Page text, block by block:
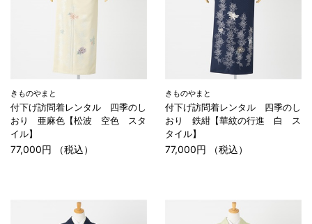
きものやまと
付下げ訪問着レンタル 四季のし
おり 亜麻色【松波 空色 スタ
イル】
77,000円 （税込）
きものやまと
付下げ訪問着レンタル 四季のし
おり 鉄紺【華紋の行進 白 ス
タイル】
77,000円 （税込）